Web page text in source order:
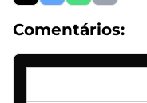
Comentários: